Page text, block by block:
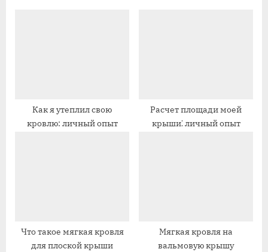
п
а
п
Как я утеплил свою
кровлю: личный опыт
Расчет площади моей
крыши⁚ личный опыт
Что такое мягкая кровля
для плоской крыши
Мягкая кровля на
вальмовую крышу